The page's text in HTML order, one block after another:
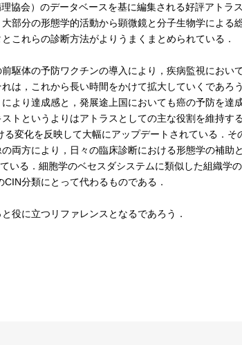
協会）のデータベースを基に編集される好評アトラ
部分の形態学的活動から顕微鏡と分子生物学による
これらの診断方法がよりうまくまとめられている．
駆体の予防ワクチンの導入により，疾病監視におい
は，これから長い時間をかけて拡大していくであろ
より達成感と，発展途上国においても癌の予防を達
トというよりはアトラスとしての主な役割を維持す
変化を反映して大幅にアップデートされている．そ
両方により，日々の臨床診断における形態学の補助
いる．細胞学のベセスダシステムに類似した組織学
分類にとって代わるものである．
役に立つリファレンスとなるであろう．